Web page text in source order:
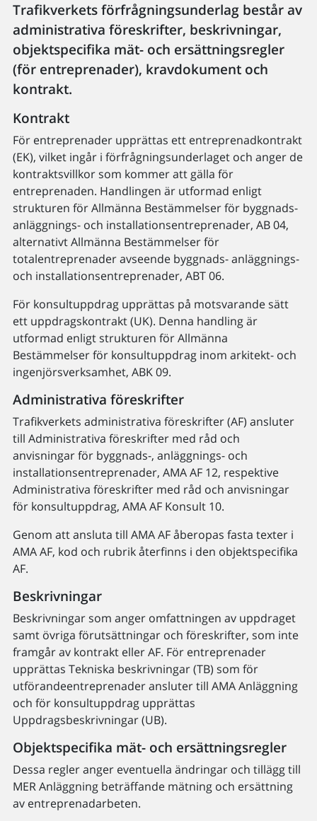
Trafikverkets förfrågningsunderlag består av
administrativa föreskrifter, beskrivningar,
objektspecifika mät- och ersättningsregler
(för entreprenader), kravdokument och
kontrakt.
Kontrakt
För entreprenader upprättas ett entreprenadkontrakt
(EK), vilket ingår i förfrågningsunderlaget och anger de
kontraktsvillkor som kommer att gälla för
entreprenaden. Handlingen är utformad enligt
strukturen för Allmänna Bestämmelser för byggnads-
anläggnings- och installationsentreprenader, AB 04,
alternativt Allmänna Bestämmelser för
totalentreprenader avseende byggnads- anläggnings-
och installationsentreprenader, ABT 06.
För konsultuppdrag upprättas på motsvarande sätt
ett uppdragskontrakt (UK). Denna handling är
utformad enligt strukturen för Allmänna
Bestämmelser för konsultuppdrag inom arkitekt- och
ingenjörsverksamhet, ABK 09.
Administrativa föreskrifter
Trafikverkets administrativa föreskrifter (AF) ansluter
till Administrativa föreskrifter med råd och
anvisningar för byggnads-, anläggnings- och
installationsentreprenader, AMA AF 12, respektive
Administrativa föreskrifter med råd och anvisningar
för konsultuppdrag, AMA AF Konsult 10.
Genom att ansluta till AMA AF åberopas fasta texter i
AMA AF, kod och rubrik återfinns i den objektspecifika
AF.
Beskrivningar
Beskrivningar som anger omfattningen av uppdraget
samt övriga förutsättningar och föreskrifter, som inte
framgår av kontrakt eller AF. För entreprenader
upprättas Tekniska beskrivningar (TB) som för
utförandeentreprenader ansluter till AMA Anläggning
och för konsultuppdrag upprättas
Uppdragsbeskrivningar (UB).
Objektspecifika mät- och ersättningsregler
Dessa regler anger eventuella ändringar och tillägg till
MER Anläggning beträffande mätning och ersättning
av entreprenadarbeten.